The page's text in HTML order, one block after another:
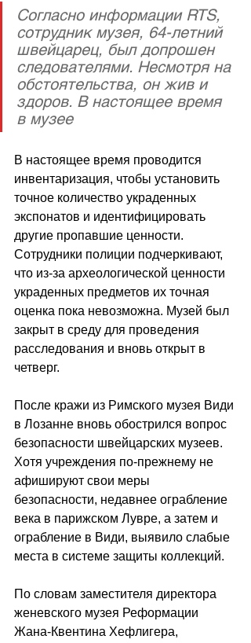
Согласно информации RTS,
сотрудник музея, 64-летний
швейцарец, был допрошен
следователями. Несмотря на
обстоятельства, он жив и
здоров. В настоящее время
в музее
В настоящее время проводится
инвентаризация, чтобы установить
точное количество украденных
экспонатов и идентифицировать
другие пропавшие ценности.
Сотрудники полиции подчеркивают,
что из-за археологической ценности
украденных предметов их точная
оценка пока невозможна. Музей был
закрыт в среду для проведения
расследования и вновь открыт в
четверг.
После кражи из Римского музея Види
в Лозанне вновь обострился вопрос
безопасности швейцарских музеев.
Хотя учреждения по-прежнему не
афишируют свои меры
безопасности, недавнее ограбление
века в парижском Лувре, а затем и
ограбление в Види, выявило слабые
места в системе защиты коллекций.
По словам заместителя директора
женевского музея Реформации
Жана-Квентина Хефлигера,